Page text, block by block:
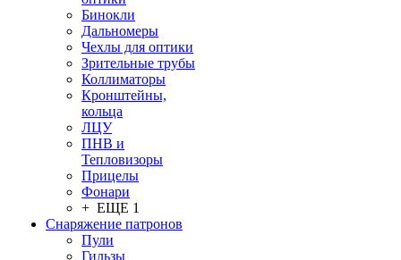
Бинокли
Дальномеры
Чехлы для оптики
Зрительные трубы
Коллиматоры
Кронштейны,
кольца
ЛЦУ
ПНВ и
Тепловизоры
Прицелы
Фонари
+ ЕЩЕ 1
Снаряжение патронов
Пули
Гильзы